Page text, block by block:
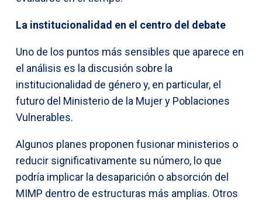
La institucionalidad en el centro del debate
Uno de los puntos más sensibles que aparece en
el análisis es la discusión sobre la
institucionalidad de género y, en particular, el
futuro del Ministerio de la Mujer y Poblaciones
Vulnerables.
Algunos planes proponen fusionar ministerios o
reducir significativamente su número, lo que
podría implicar la desaparición o absorción del
MIMP dentro de estructuras más amplias. Otros